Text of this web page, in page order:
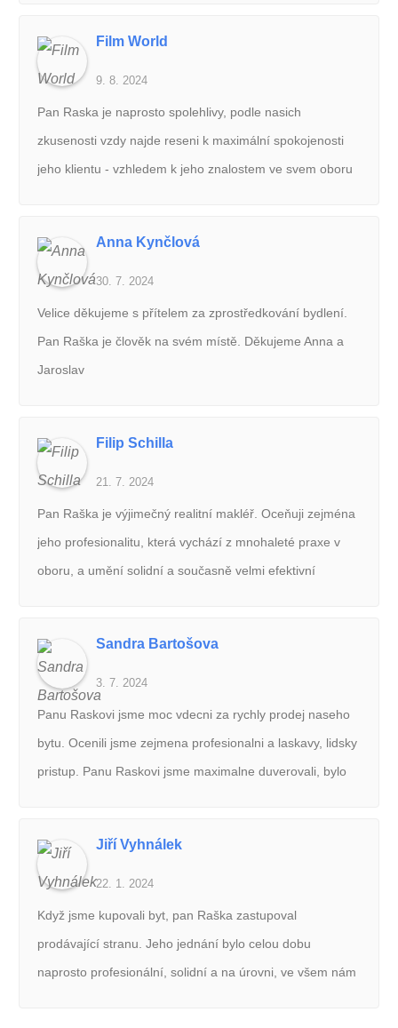
Film World
9. 8. 2024
Pan Raska je naprosto spolehlivy, podle nasich
zkusenosti vzdy najde reseni k maximální spokojenosti
jeho klientu - vzhledem k jeho znalostem ve svem oboru
najemnika a pronajimatele. Zname pana Rasku jiz
pomerne dlouho a muzeme ho vrele doporucit.
Anna Kynčlová
30. 7. 2024
Velice děkujeme s přítelem za zprostředkování bydlení.
Pan Raška je člověk na svém místě. Děkujeme Anna a
Jaroslav
Filip Schilla
21. 7. 2024
Pan Raška je výjimečný realitní makléř. Oceňuji zejména
jeho profesionalitu, která vychází z mnohaleté praxe v
oboru, a umění solidní a současně velmi efektivní
Sandra Bartošova
3. 7. 2024
Panu Raskovi jsme moc vdecni za rychly prodej naseho
bytu. Ocenili jsme zejmena profesionalni a laskavy, lidsky
pristup. Panu Raskovi jsme maximalne duverovali, bylo
Jiří Vyhnálek
22. 1. 2024
Když jsme kupovali byt, pan Raška zastupoval
prodávající stranu. Jeho jednání bylo celou dobu
naprosto profesionální, solidní a na úrovni, ve všem nám